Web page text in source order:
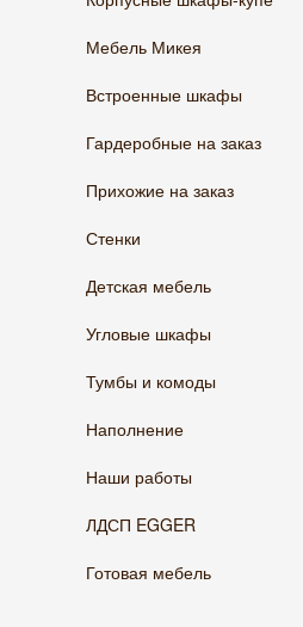
Мебель Микея
Встроенные шкафы
Гардеробные на заказ
Прихожие на заказ
Стенки
Детская мебель
Угловые шкафы
Тумбы и комоды
Наполнение
Наши работы
ЛДСП EGGER
Готовая мебель